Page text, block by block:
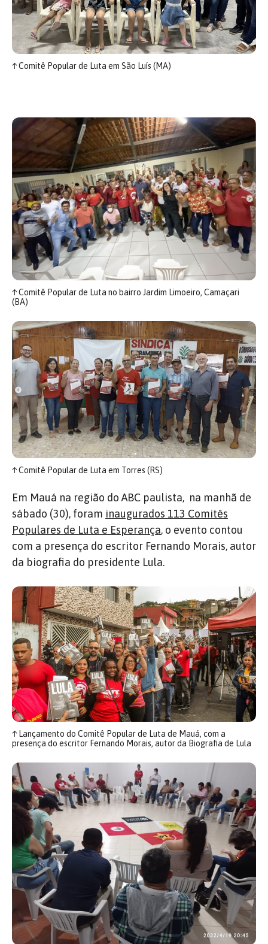
↑Comitê Popular de Luta em São Luís (MA)
↑Comitê Popular de Luta no bairro Jardim Limoeiro, Camaçari
(BA)
↑Comitê Popular de Luta em Torres (RS)
Em Mauá na região do ABC paulista, na manhã de
sábado (30), foram inaugurados 113 Comitês
Populares de Luta e Esperança, o evento contou
com a presença do escritor Fernando Morais, autor
da biografia do presidente Lula.
↑Lançamento do Comitê Popular de Luta de Mauá, com a
presença do escritor Fernando Morais, autor da Biografia de Lula